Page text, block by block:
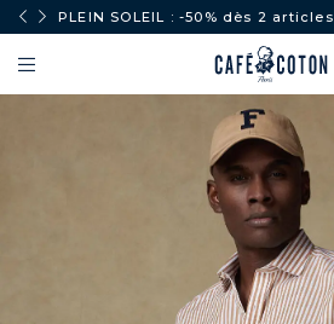
PLEIN SOLEIL : -50% dès 2 articles